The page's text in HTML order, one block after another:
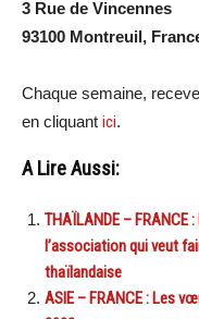
3 Rue de Vincennes
93100 Montreuil,
Chaque semaine,
en cliquant ici.
A Lire Aussi:
THAÏLANDE – FRANCE
l’association qui veut
thaïlandaise
ASIE – FRANCE : Les